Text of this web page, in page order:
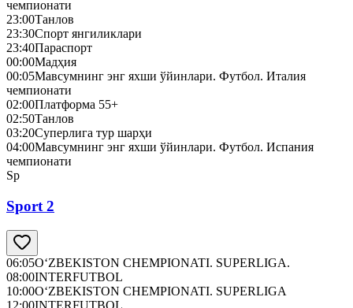
чемпионати
23:00Танлов
23:30Спорт янгиликлари
23:40Параспорт
00:00Мадҳия
00:05Мавсумнинг энг яхши ўйинлари. Футбол. Италия
чемпионати
02:00Платформа 55+
02:50Танлов
03:20Суперлига тур шарҳи
04:00Мавсумнинг энг яхши ўйинлари. Футбол. Испания
чемпионати
Sp
Sport 2
06:05O‘ZBEKISTON CHEMPIONATI. SUPERLIGA.
08:00INTERFUTBOL
10:00O‘ZBEKISTON CHEMPIONATI. SUPERLIGA
12:00INTERFUTBOL